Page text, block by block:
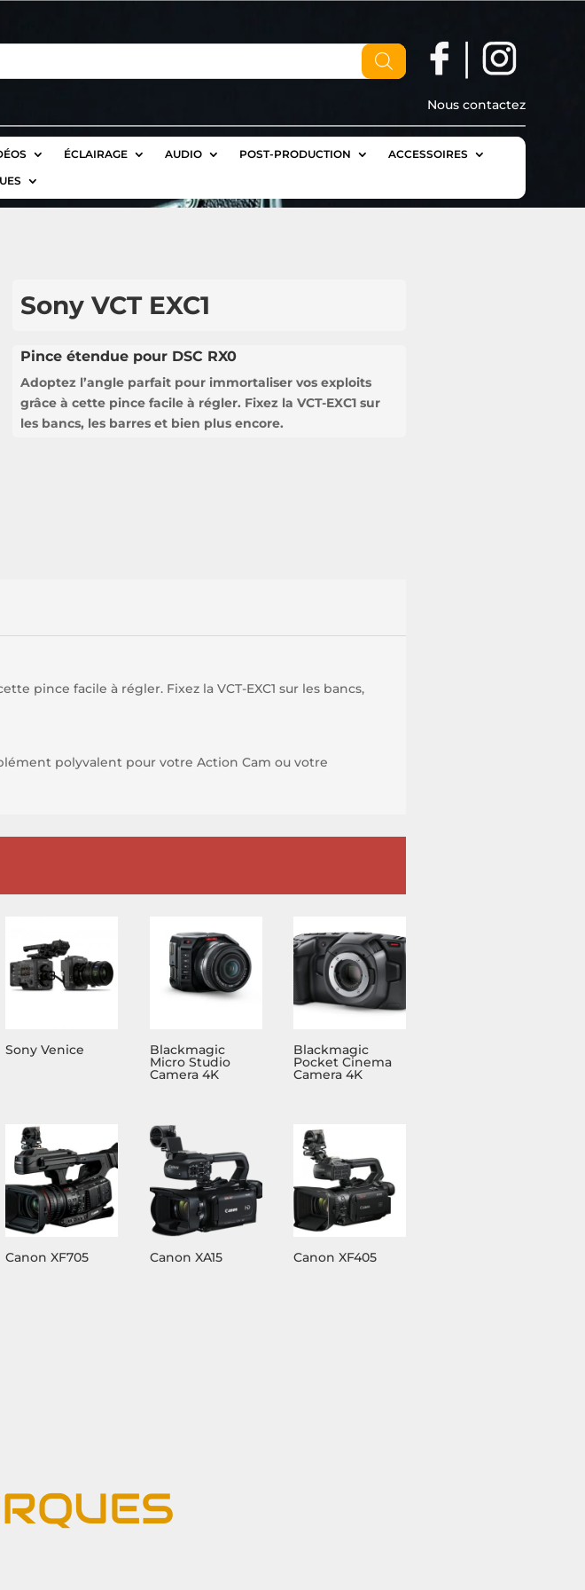
Nous contactez
ÉCLAIRAGE AUDIO POST-PRODUCTION
ACCESSOIRES
Sony VCT EXC1
Pince étendue pour DSC RX0
Adoptez l’angle parfait pour immortaliser vos exploits
grâce à cette pince facile à régler. Fixez la VCT-EXC1 sur
les bancs, les barres et bien plus encore.
pince facile à régler. Fixez la VCT-EXC1 sur les bancs,
polyvalent pour votre Action Cam ou votre
Sony Venice Blackmagic
Micro Studio
Camera 4K
Blackmagic
Pocket Cinema
Camera 4K
Canon XF705 Canon XA15 Canon XF405